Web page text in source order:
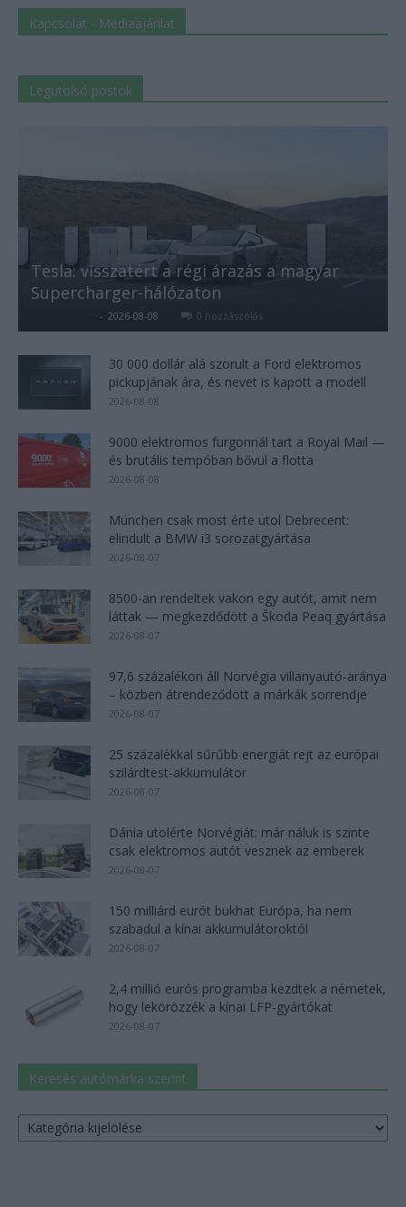
Kapcsolat - Médiaajánlat
Legutolsó postok
Tesla: visszatért a régi árazás a magyar
Supercharger-hálózaton
- 2026-08-08 0 hozzászólás
30 000 dollár alá szorult a Ford elektromos
pickupjának ára, és nevet is kapott a modell
2026-08-08
9000 elektromos furgonnál tart a Royal Mail —
és brutális tempóban bővül a flotta
2026-08-08
München csak most érte utol Debrecent:
elindult a BMW i3 sorozatgyártása
2026-08-07
8500-an rendeltek vakon egy autót, amit nem
láttak — megkezdődött a Škoda Peaq gyártása
2026-08-07
97,6 százalékon áll Norvégia villanyautó-aránya
– közben átrendeződött a márkák sorrendje
2026-08-07
25 százalékkal sűrűbb energiát rejt az európai
szilárdtest-akkumulátor
2026-08-07
Dánia utolérte Norvégiát: már náluk is szinte
csak elektromos autót vesznek az emberek
2026-08-07
150 milliárd eurót bukhat Európa, ha nem
szabadul a kínai akkumulátoroktól
2026-08-07
2,4 millió eurós programba kezdtek a németek,
hogy lekörözzék a kínai LFP-gyártókat
2026-08-07
Keresés autómárka szerint
Keresés
autómárka